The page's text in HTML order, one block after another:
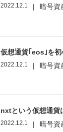
2022.12.1 | 暗号資
仮想通貨｢eos｣を初
2022.12.1 | 暗号資
nxtという仮想通貨
2022.12.1 | 暗号資